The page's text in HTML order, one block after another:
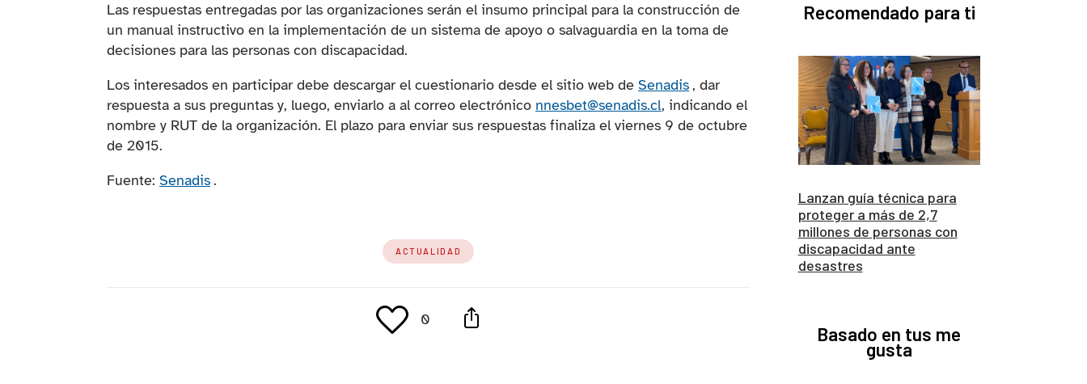
Las respuestas entregadas por las organizaciones serán el insumo principal para la construcción de
un manual instructivo en la implementación de un sistema de apoyo o salvaguardia en la toma de
decisiones para las personas con discapacidad.
Los interesados en participar debe descargar el cuestionario desde el sitio web de Senadis(se abre en una nueva pestaña)
, dar
respuesta a sus preguntas y, luego, enviarlo a al correo electrónico nnesbet@senadis.cl, indicando el
nombre y RUT de la organización. El plazo para enviar sus respuestas finaliza el viernes 9 de octubre
de 2015.
Fuente: Senadis(se abre en una nueva pestaña)
.
ACTUALIDAD
0
Recomendado para ti
Lanzan guía técnica para
proteger a más de 2,7
millones de personas con
discapacidad ante
desastres
Basado en tus me
gusta